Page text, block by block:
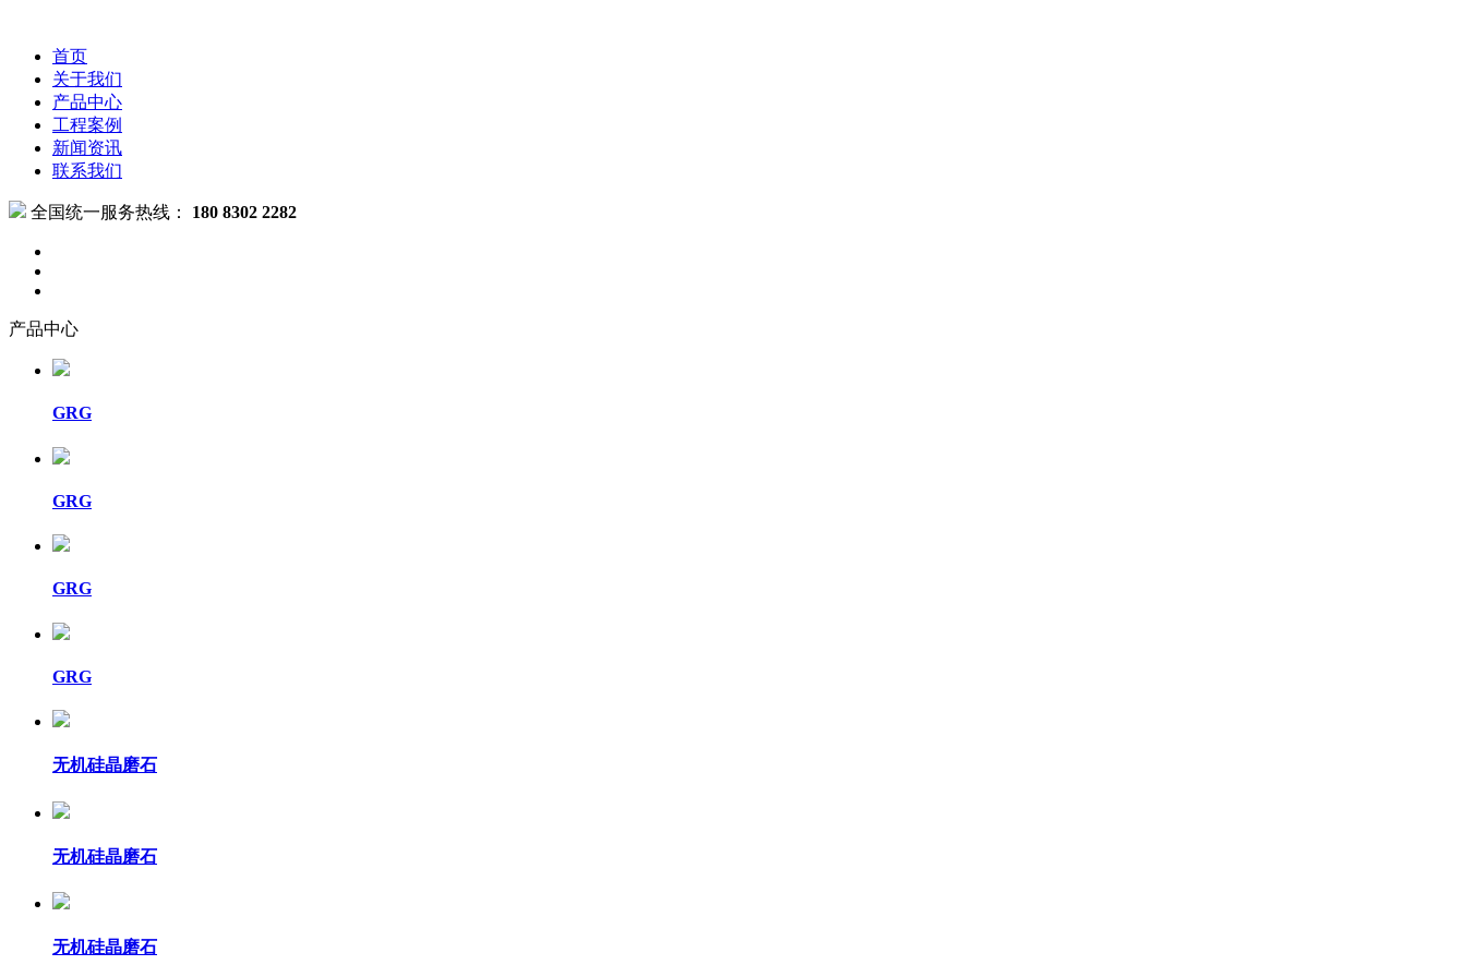
首页
关于我们
产品中心
工程案例
新闻资讯
联系我们
全国统一服务热线： 180 8302 2282
产品中心
GRG
GRG
GRG
GRG
无机硅晶磨石
无机硅晶磨石
无机硅晶磨石